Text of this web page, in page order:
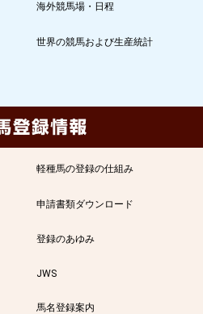
海外競馬場・日程
世界の競馬および生産統計
軽種馬の登録の仕組み
申請書類ダウンロード
登録のあゆみ
JWS
馬名登録案内